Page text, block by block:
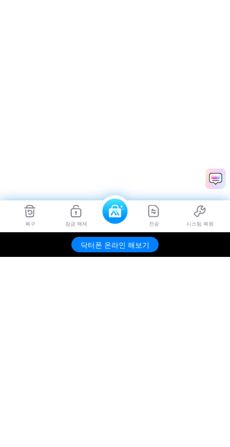
복구 잠금 해제 전송 시스팀 복원
닥터폰 온라인 해보기